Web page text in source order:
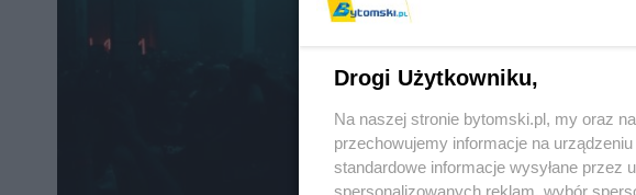
Drogi Użytkowniku,
Na naszej stronie bytomski.pl, my oraz
przechowujemy informacje na
standardowe informacje wysyłane przez